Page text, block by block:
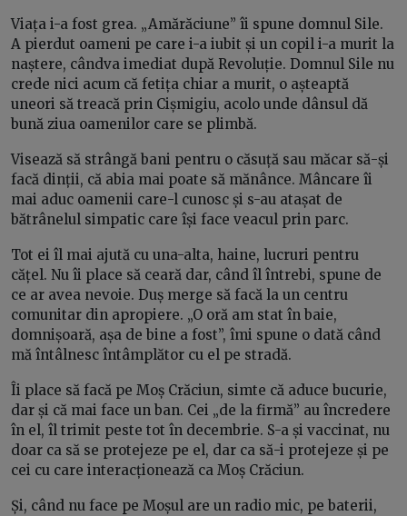
Viața i-a fost grea. „Amărăciune” îi spune domnul Sile.
A pierdut oameni pe care i-a iubit și un copil i-a murit la
naștere, cândva imediat după Revoluție. Domnul Sile nu
crede nici acum că fetița chiar a murit, o așteaptă
uneori să treacă prin Cișmigiu, acolo unde dânsul dă
bună ziua oamenilor care se plimbă.
Visează să strângă bani pentru o căsuță sau măcar să-și
facă dinții, că abia mai poate să mănânce. Mâncare îi
mai aduc oamenii care-l cunosc și s-au atașat de
bătrânelul simpatic care își face veacul prin parc.
Tot ei îl mai ajută cu una-alta, haine, lucruri pentru
cățel. Nu îi place să ceară dar, când îl întrebi, spune de
ce ar avea nevoie. Duș merge să facă la un centru
comunitar din apropiere. „O oră am stat în baie,
domnișoară, așa de bine a fost”, îmi spune o dată când
mă întâlnesc întâmplător cu el pe stradă.
Îi place să facă pe Moș Crăciun, simte că aduce bucurie,
dar și că mai face un ban. Cei „de la firmă” au încredere
în el, îl trimit peste tot în decembrie. S-a și vaccinat, nu
doar ca să se protejeze pe el, dar ca să-i protejeze și pe
cei cu care interacționează ca Moș Crăciun.
Și, când nu face pe Moșul are un radio mic, pe baterii,